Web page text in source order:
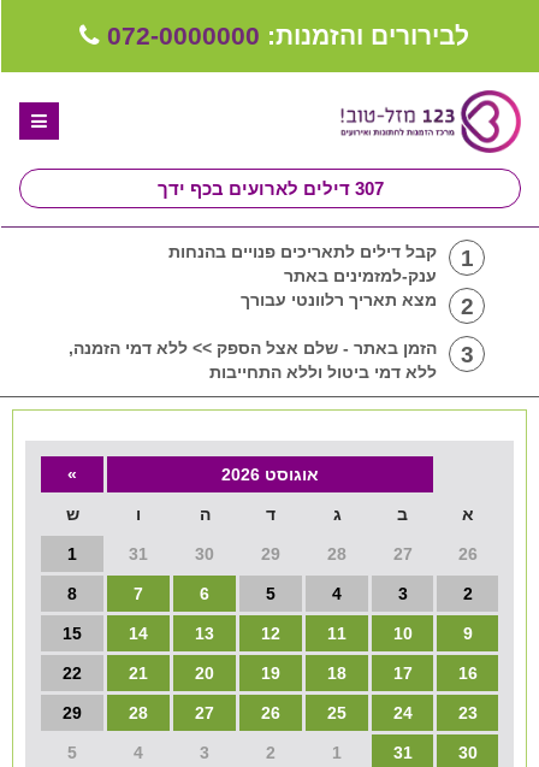
לבירורים והזמנות: 072-0000000
307 דילים לארועים בכף ידך
ספקים לחתונה מומלצים
קבלו ייעוץ בחינם
קבוצת וואטסאפ-ספקים עונים LIVE
שירות אישי בקליק
1
קבל דילים לתאריכים פנויים בהנחות
ענק-למזמינים באתר
2 מצא תאריך רלוונטי עבורך
3
הזמן באתר - שלם אצל הספק >> ללא דמי הזמנה,
ללא דמי ביטול וללא התחייבות
אוגוסט 2026 »
א ב ג ד ה ו ש
26
27
28
29
30
31
1
2
3
4
5
6
7
8
9
10
11
12
13
14
15
16
17
18
19
20
21
22
23
24
25
26
27
28
29
30
31
1
2
3
4
5